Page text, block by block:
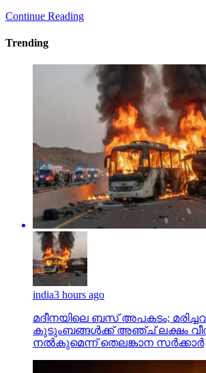
Continue Reading
Trending
india3 hours ago
മദീനയിലെ ബസ് അപകടം;
കുടുംബങ്ങള്‍ക്ക് അഞ്ച് ലക്ഷം
നല്‍കുമെന്ന് തെലങ്കാന സര്‍ക്കാര്‍